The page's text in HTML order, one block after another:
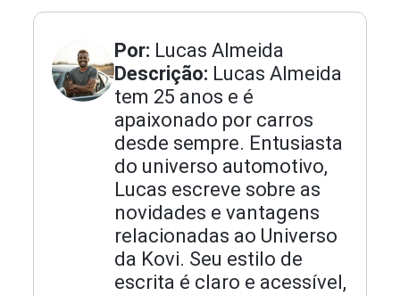
Por: Lucas Almeida
Descrição: Lucas Almeida
tem 25 anos e é
apaixonado por carros
desde sempre. Entusiasta
do universo automotivo,
Lucas escreve sobre as
novidades e vantagens
relacionadas ao Universo
da Kovi. Seu estilo de
escrita é claro e acessível,